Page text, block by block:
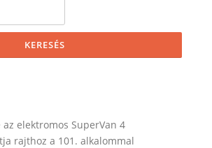
elektromos SuperVan 4
rajthoz a 101. alkalommal